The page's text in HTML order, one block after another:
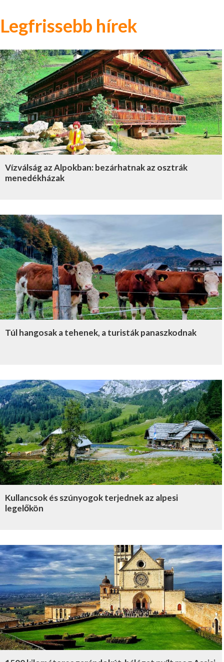
Legfrissebb hírek
Vízválság az Alpokban: bezárhatnak az osztrák
menedékházak
Túl hangosak a tehenek, a turisták panaszkodnak
Kullancsok és szúnyogok terjednek az alpesi
legelőkön